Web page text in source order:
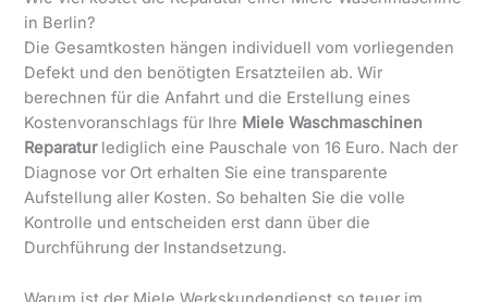
in Berlin?
Die Gesamtkosten hängen individuell vom vorliegenden
Defekt und den benötigten Ersatzteilen ab. Wir
berechnen für die Anfahrt und die Erstellung eines
Kostenvoranschlags für Ihre Miele Waschmaschinen
Reparaturlediglich eine Pauschale von 16 Euro. Nach der
Diagnose vor Ort erhalten Sie eine transparente
Aufstellung aller Kosten. So behalten Sie die volle
Kontrolle und entscheiden erst dann über die
Durchführung der Instandsetzung.